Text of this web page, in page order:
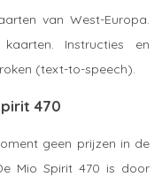
van West-Europa.
Instructies en
(text-to-speech).
470
geen prijzen in de
Mio Spirit 470 is door